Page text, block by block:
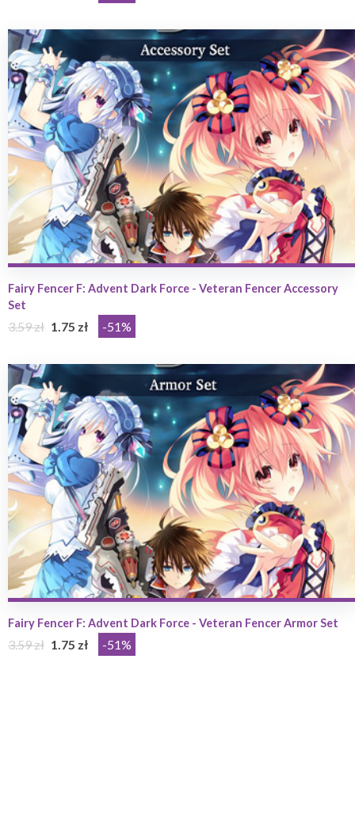
Fairy Fencer F: Advent Dark Force - Veteran Fencer Accessory
Set
3.59 zł 1.75 zł -51%
Fairy Fencer F: Advent Dark Force - Veteran Fencer Armor Set
3.59 zł 1.75 zł -51%